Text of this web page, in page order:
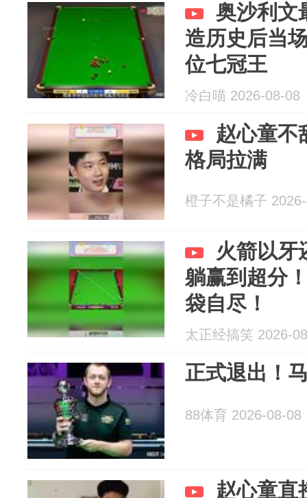
奥沙利文
造历史后当
位七冠王
冷白喵 2026-08-08
赵心童不
格局拉满
橙子不是橘子
火箭以牙
躺赢到超分
袋自尽！
太正经搞笑 2026-
正式退出！
88体育 2026-08-08
赵心童直